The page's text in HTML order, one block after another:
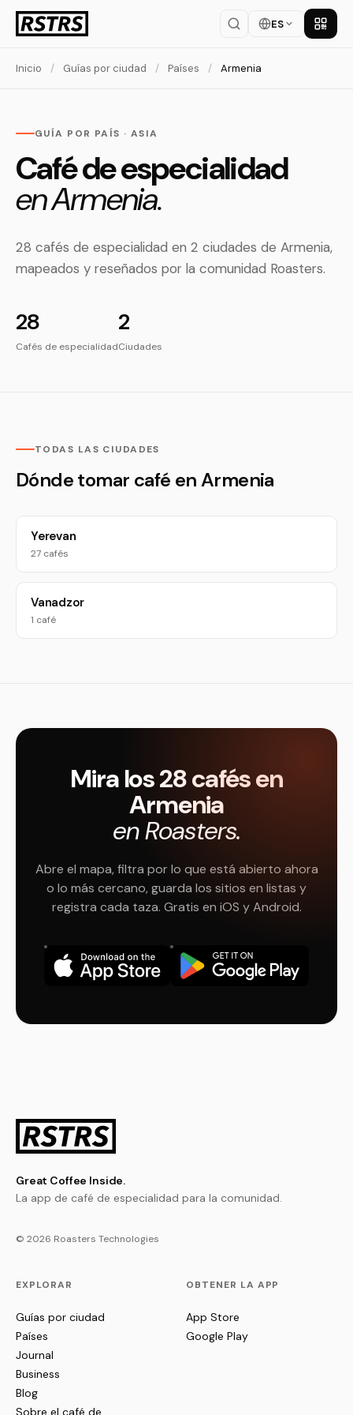
ES
Inicio / Guías por ciudad / Países / Armenia
GUÍA POR PAÍS · ASIA
Café de especialidad
en Armenia.
28 cafés de especialidad en 2 ciudades de Armenia,
mapeados y reseñados por la comunidad Roasters.
28
Cafés de especialidad
2
Ciudades
TODAS LAS CIUDADES
Dónde tomar café en Armenia
Yerevan
27 cafés
Vanadzor
1 café
Mira los 28 cafés en
Armenia
en Roasters.
Abre el mapa, filtra por lo que está abierto ahora
o lo más cercano, guarda los sitios en listas y
registra cada taza. Gratis en iOS y Android.
Great Coffee Inside.
La app de café de especialidad para la comunidad.
© 2026 Roasters Technologies
EXPLORAR
Guías por ciudad
Países
Journal
Business
Blog
Sobre el café de
OBTENER LA APP
App Store
Google Play